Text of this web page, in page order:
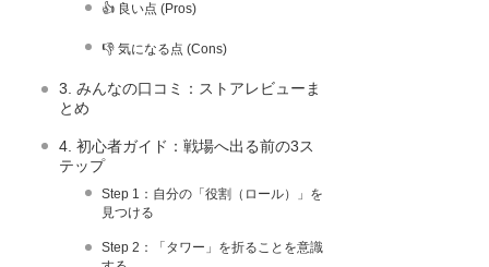
👍 良い点 (Pros)
👎 気になる点 (Cons)
3. みんなの口コミ：ストアレビューま
とめ
4. 初心者ガイド：戦場へ出る前の3ス
テップ
Step 1：自分の「役割（ロール）」を
見つける
Step 2：「タワー」を折ることを意識